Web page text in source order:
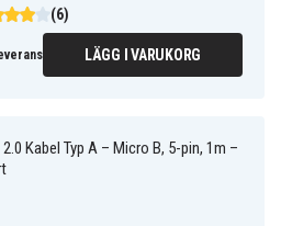
(6)
LÄGG I VARUKORG
2.0 Kabel Typ A – Micro B, 5-pin, 1m –